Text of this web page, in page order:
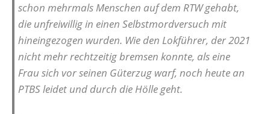
schon mehrmals Menschen auf dem RTW gehabt,
die unfreiwillig in einen Selbstmordversuch mit
hineingezogen wurden. Wie den Lokführer, der 2021
nicht mehr rechtzeitig bremsen konnte, als eine
Frau sich vor seinen Güterzug warf, noch heute an
PTBS leidet und durch die Hölle geht.